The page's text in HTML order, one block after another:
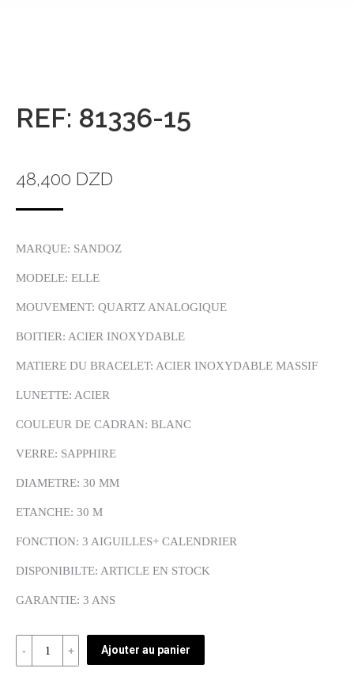
REF: 81336-15
48,400 DZD
MARQUE: SANDOZ
MODELE: ELLE
MOUVEMENT: QUARTZ ANALOGIQUE
BOITIER: ACIER INOXYDABLE
MATIERE DU BRACELET: ACIER INOXYDABLE MASSIF
LUNETTE: ACIER
COULEUR DE CADRAN: BLANC
VERRE: SAPPHIRE
DIAMETRE: 30 MM
ETANCHE: 30 M
FONCTION: 3 AIGUILLES+ CALENDRIER
DISPONIBILTE: ARTICLE EN STOCK
GARANTIE: 3 ANS
Quantité
REF:
Ajouter au panier